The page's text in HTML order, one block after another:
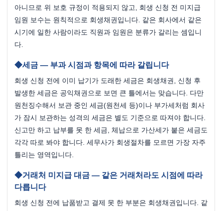
아니므로 위 보호 규정이 적용되지 않고, 회생 신청 전 미지급
임원 보수는 원칙적으로 회생채권입니다. 같은 회사에서 같은
시기에 일한 사람이라도 직원과 임원은 분류가 갈리는 셈입니
다.
세금 — 부과 시점과 항목에 따라 갈립니다
회생 신청 전에 이미 납기가 도래한 세금은 회생채권, 신청 후
발생한 세금은 공익채권으로 보면 큰 틀에서는 맞습니다. 다만
원천징수해서 보관 중인 세금(원천세 등)이나 부가세처럼 회사
가 잠시 보관하는 성격의 세금은 별도 기준으로 따져야 합니다.
신고만 하고 납부를 못 한 세금, 체납으로 가산세가 붙은 세금도
각각 따로 봐야 합니다. 세무사가 회생절차를 모르면 가장 자주
틀리는 영역입니다.
거래처 미지급 대금 — 같은 거래처라도 시점에 따라
다릅니다
회생 신청 전에 납품받고 결제 못 한 부분은 회생채권입니다. 같